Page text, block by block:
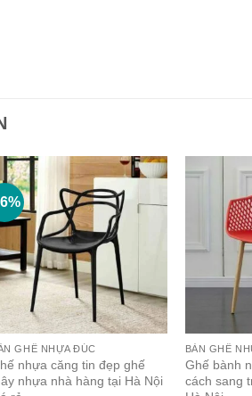
GHẾ NHỰA ĐÚC
nhựa căng tin đẹp ghế
nhựa nhà hàng tại Hà Nội
BÀN GHẾ
Ghế bành
cách sang